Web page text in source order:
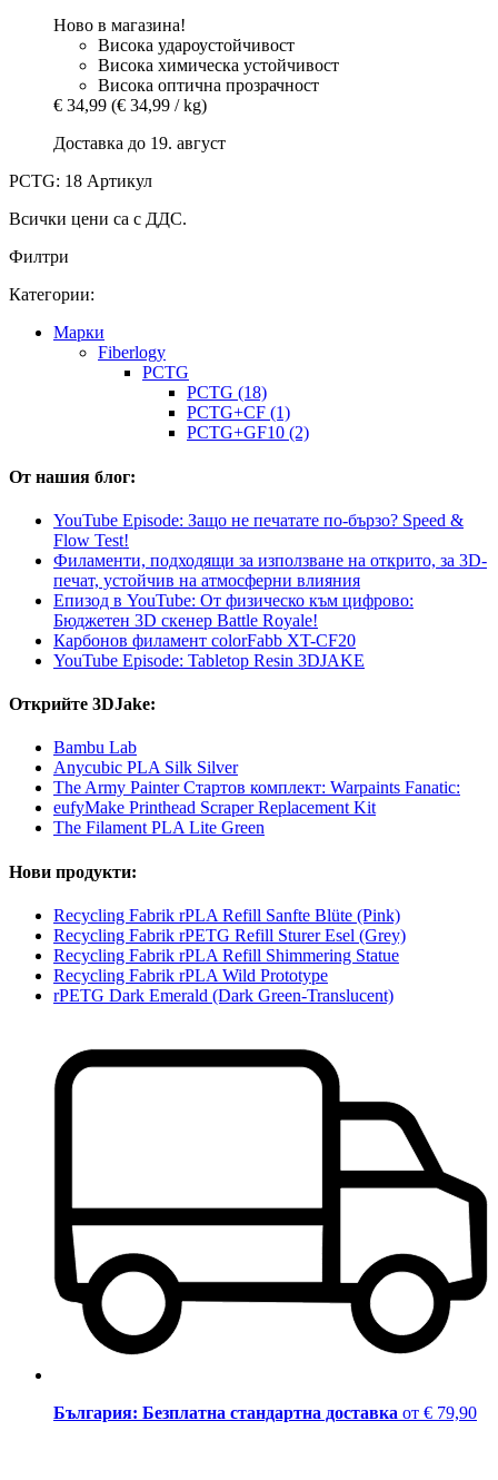
Ново в магазина!
Висока удароустойчивост
Висока химическа устойчивост
Висока оптична прозрачност
€ 34,99 (€ 34,99 / kg)
Доставка до 19. август
PCTG: 18 Артикул
Всички цени са с ДДС.
Филтри
Категории:
Mарки
Fiberlogy
PCTG
PCTG (18)
PCTG+CF (1)
PCTG+GF10 (2)
От нашия блог:
YouTube Episode: Защо не печатате по-бързо? Speed &
Flow Test!
Филаменти, подходящи за използване на открито, за 3D-
печат, устойчив на атмосферни влияния
Епизод в YouTube: От физическо към цифрово:
Бюджетен 3D скенер Battle Royale!
Карбонов филамент colorFabb XT-CF20
YouTube Episode: Tabletop Resin 3DJAKE
Открийте 3DJake:
Bambu Lab
Anycubic PLA Silk Silver
The Army Painter Стартов комплект: Warpaints Fanatic:
eufyMake Printhead Scraper Replacement Kit
The Filament PLA Lite Green
Нови продукти:
Recycling Fabrik rPLA Refill Sanfte Blüte (Pink)
Recycling Fabrik rPETG Refill Sturer Esel (Grey)
Recycling Fabrik rPLA Refill Shimmering Statue
Recycling Fabrik rPLA Wild Prototype
rPETG Dark Emerald (Dark Green-Translucent)
България: Безплатна стандартна доставка от € 79,90